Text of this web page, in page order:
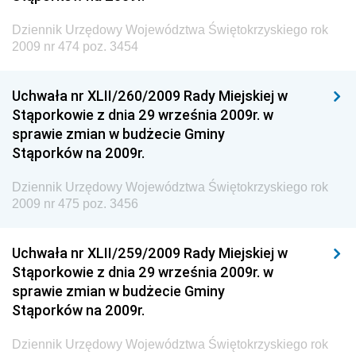
Dziennik Urzędowy Ministra Transportu, Budownictwa
i Gospodarki Morskiej
Dziennik Urzędowy Ministra Spraw Zagranicznych
Dziennik Urzędowy Centralnego Biura
Antykorupcyjnego
Wewnętrznego
Dziennik Urzędowy Urzędu Patentowego
Dziennik Urzędowy Generalnej Dyrekcji Dróg
Krajowych i Autostrad
Dziennik Urzędowy Ministra Środowiska
Dziennik Urzędowy Województwa Świętokrzyskiego rok
2009 nr 474 poz. 3454
Uchwała nr XLII/260/2009 Rady Miejskiej w
Stąporkowie z dnia 29 września 2009r. w
sprawie zmian w budżecie Gminy
Stąporków na 2009r.
Dziennik Urzędowy Województwa Świętokrzyskiego rok
2009 nr 475 poz. 3456
Uchwała nr XLII/259/2009 Rady Miejskiej w
Stąporkowie z dnia 29 września 2009r. w
sprawie zmian w budżecie Gminy
Stąporków na 2009r.
Dziennik Urzędowy Województwa Świętokrzyskiego rok